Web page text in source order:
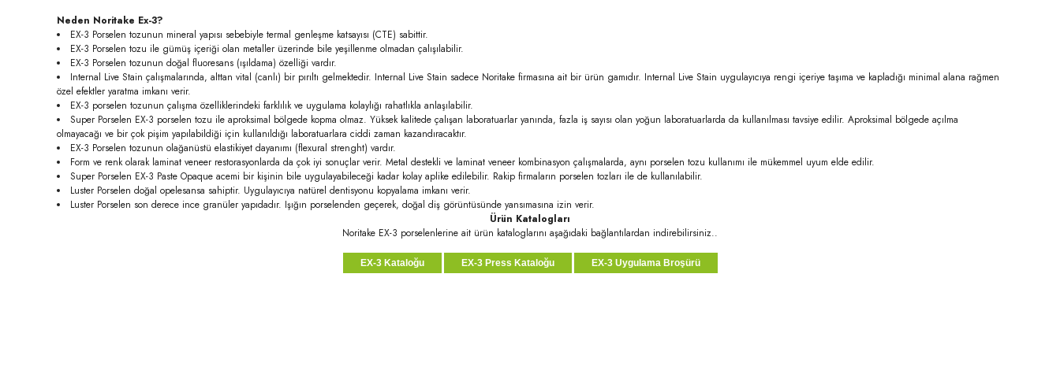
Neden Noritake Ex-3?
EX-3 Porselen tozunun mineral yapısı sebebiyle termal genleşme katsayısı (CTE) sabittir.
EX-3 Porselen tozu ile gümüş içeriği olan metaller üzerinde bile yeşillenme olmadan çalışılabilir.
EX-3 Porselen tozunun doğal fluoresans (ışıldama) özelliği vardır.
Internal Live Stain çalışmalarında, alttan vital (canlı) bir pırıltı gelmektedir. Internal Live Stain sadece Noritake firmasına ait bir ürün gamıdır. Internal Live Stain uygulayıcıya rengi içeriye taşıma ve kapladığı minimal alana rağmen
özel efektler yaratma imkanı verir.
EX-3 porselen tozunun çalışma özelliklerindeki farklılık ve uygulama kolaylığı rahatlıkla anlaşılabilir.
Super Porselen EX-3 porselen tozu ile aproksimal bölgede kopma olmaz. Yüksek kalitede çalışan laboratuarlar yanında, fazla iş sayısı olan yoğun laboratuarlarda da kullanılması tavsiye edilir. Aproksimal bölgede açılma
olmayacağı ve bir çok pişim yapılabildiği için kullanıldığı laboratuarlara ciddi zaman kazandıracaktır.
EX-3 Porselen tozunun olağanüstü elastikiyet dayanımı (flexural strenght) vardır.
Form ve renk olarak laminat veneer restorasyonlarda da çok iyi sonuçlar verir. Metal destekli ve laminat veneer kombinasyon çalışmalarda, aynı porselen tozu kullanımı ile mükemmel uyum elde edilir.
Super Porselen EX-3 Paste Opaque acemi bir kişinin bile uygulayabileceği kadar kolay aplike edilebilir. Rakip firmaların porselen tozları ile de kullanılabilir.
Luster Porselen doğal opelesansa sahiptir. Uygulayıcıya natürel dentisyonu kopyalama imkanı verir.
Luster Porselen son derece ince granüler yapıdadır. Işığın porselenden geçerek, doğal diş görüntüsünde yansımasına izin verir.
Ürün Katalogları
Noritake EX-3 porselenlerine ait ürün kataloglarını aşağıdaki bağlantılardan indirebilirsiniz..
EX-3 Kataloğu EX-3 Press Kataloğu EX-3 Uygulama Broşürü